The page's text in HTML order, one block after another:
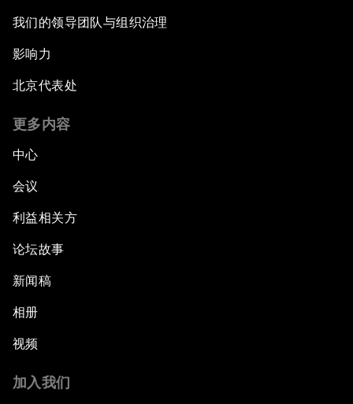
我们的领导团队与组织治理
影响力
北京代表处
更多内容
中心
会议
利益相关方
论坛故事
新闻稿
相册
视频
加入我们